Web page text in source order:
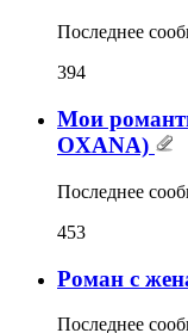
Последнее
394
Мои
OXANA)
Последнее
453
Роман с
Последнее